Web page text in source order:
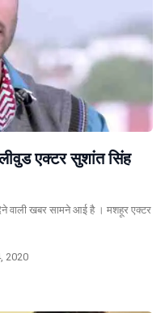
एक्टर सुशांत सिंह
वाली खबर सामने आई है । मशहूर एक्टर
2020